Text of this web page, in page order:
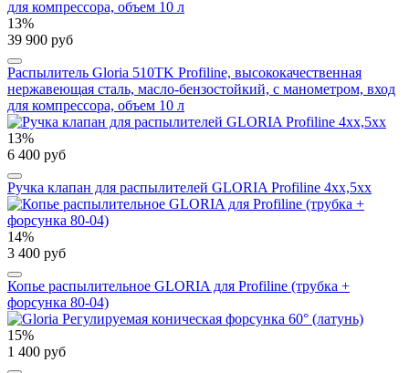
13%
39 900 руб
Распылитель Gloria 510TK Profiline, высококачественная
нержавеющая сталь, масло-бензостойкий, с манометром, вход
для компрессора, объем 10 л
13%
6 400 руб
Ручка клапан для распылителей GLORIA Profiline 4xx,5xx
14%
3 400 руб
Копье распылительное GLORIA для Profiline (трубка +
форсунка 80-04)
15%
1 400 руб